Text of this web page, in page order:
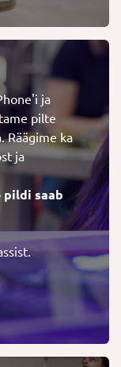
ja
pilte
Räägime ka
ja
pildi saab